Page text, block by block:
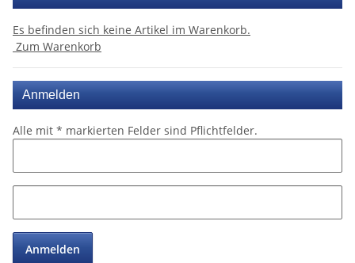
Es befinden sich keine Artikel im Warenkorb.
Zum Warenkorb
Anmelden
Alle mit * markierten Felder sind Pflichtfelder.
Anmelden